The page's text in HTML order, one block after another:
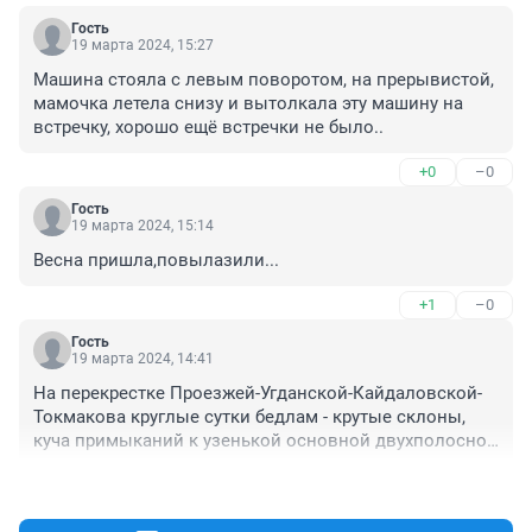
Гость
19 марта 2024, 15:27
Машина стояла с левым поворотом, на прерывистой,
мамочка летела снизу и вытолкала эту машину на
встречку, хорошо ещё встречки не было..
+0 –0
Гость
19 марта 2024, 15:14
Весна пришла,повылазили...
+1 –0
Гость
19 марта 2024, 14:41
На перекрестке Проезжей-Угданской-Кайдаловской-
Токмакова круглые сутки бедлам - крутые склоны,
куча примыканий к узенькой основной двухполосной